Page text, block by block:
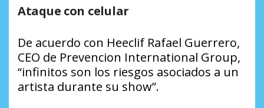
Ataque con celular
De acuerdo con Heeclif Rafael Guerrero,
CEO de Prevencion International Group,
“infinitos son los riesgos asociados a un
artista durante su show”.